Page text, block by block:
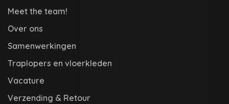
Meet the team!
Over ons
Samenwerkingen
Traplopers en vloerkleden
Vacature
Verzending & Retour